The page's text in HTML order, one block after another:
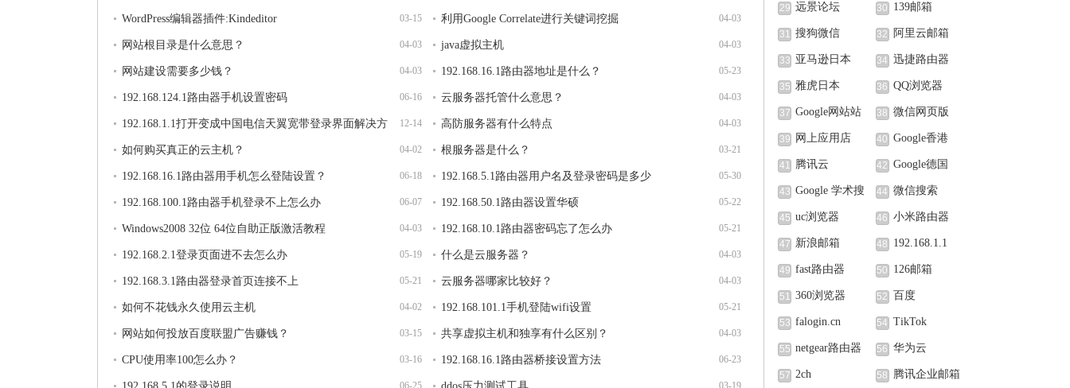
03-15
WordPress编辑器插件:Kindeditor 04-03
利用Google Correlate进行关键词挖掘
04-03
网站根目录是什么意思？ 04-03
java虚拟主机
04-03
网站建设需要多少钱？ 05-23
192.168.16.1路由器地址是什么？
06-16
192.168.124.1路由器手机设置密码 04-03
云服务器托管什么意思？
12-14
192.168.1.1打开变成中国电信天翼宽带登录界面解决方
法
04-03
高防服务器有什么特点
04-02
如何购买真正的云主机？ 03-21
根服务器是什么？
06-18
192.168.16.1路由器用手机怎么登陆设置？ 05-30
192.168.5.1路由器用户名及登录密码是多少
06-07
192.168.100.1路由器手机登录不上怎么办 05-22
192.168.50.1路由器设置华硕
04-03
Windows2008 32位 64位自助正版激活教程 05-21
192.168.10.1路由器密码忘了怎么办
05-19
192.168.2.1登录页面进不去怎么办 04-03
什么是云服务器？
05-21
192.168.3.1路由器登录首页连接不上 04-03
云服务器哪家比较好？
04-02
如何不花钱永久使用云主机 05-21
192.168.101.1手机登陆wifi设置
03-15
网站如何投放百度联盟广告赚钱？ 04-03
共享虚拟主机和独享有什么区别？
03-16
CPU使用率100怎么办？ 06-23
192.168.16.1路由器桥接设置方法
06-25 03-19
29 远景论坛 30 139邮箱
31 搜狗微信 32 阿里云邮箱
33 亚马逊日本 34 迅捷路由器
35 雅虎日本 36 QQ浏览器
37 Google网站站
长中心
38 微信网页版
39 网上应用店 40 Google香港
41 腾讯云 42 Google德国
43 Google 学术搜
索
44 微信搜索
45 uc浏览器 46 小米路由器
47 新浪邮箱 48 192.168.1.1
49 fast路由器 50 126邮箱
51 360浏览器 52 百度
53 falogin.cn 54 TikTok
55 netgear路由器 56 华为云
57 2ch 58 腾讯企业邮箱